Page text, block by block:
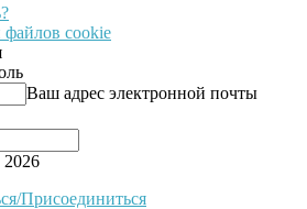
cookie
Ваш адрес электронной почты
2026
Присоединиться